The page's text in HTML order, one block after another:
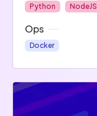
Python NodeJS
Ops
Docker